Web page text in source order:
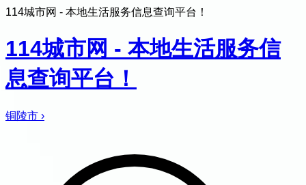
114城市网 - 本地生活服务信息查询平台！
114城市网 - 本地生活服务信
息查询平台！
铜陵市 ›